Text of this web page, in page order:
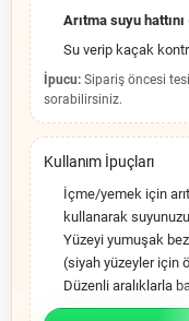
Arıtma suyu hattını
Su verip kaçak
İpucu: Sipariş öncesi
sorabilirsiniz.
Kullanım İpuçları
İçme/yemek için
kullanarak
Yüzeyi yumuşak
(siyah yüzeyler için
Düzenli aralıklarla